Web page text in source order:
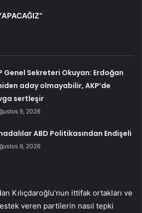
Genel Sekreteri Okuyan: Erdoğan
aday olmayabilir, AKP’de
sertleşir
9, 2026
ABD Politikasından Endişeli
9, 2026
Kılıçdaroğlu’nun ittifak ortakları ve
veren partilerin nasıl tepki